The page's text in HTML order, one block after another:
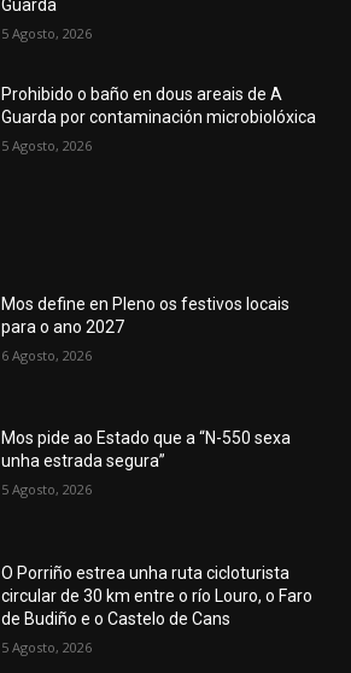
Guarda
5 Agosto, 2026
Prohibido o baño en dous areais de A
Guarda por contaminación microbiolóxica
5 Agosto, 2026
Mos define en Pleno os festivos locais
para o ano 2027
6 Agosto, 2026
Mos pide ao Estado que a “N-550 sexa
unha estrada segura”
5 Agosto, 2026
O Porriño estrea unha ruta cicloturista
circular de 30 km entre o río Louro, o Faro
de Budiño e o Castelo de Cans
5 Agosto, 2026